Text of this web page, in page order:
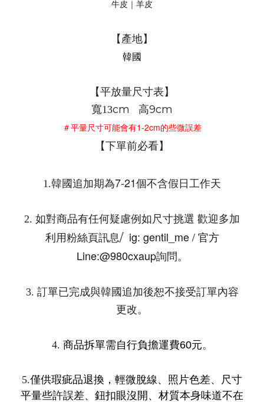
牛皮｜羊皮
【產地】
韓國
【平放量尺寸表】
寬13cm 高9cm
＃平量尺寸可能會有1-2cm的些微誤差
【下單前必看】
1.韓國追加期為7-21個不含假日工作天
2. 如對商品有任何疑慮例如尺寸挑選 歡迎多加
利用粉絲頁訊息/ ig: gentil_me / 官方
Line:@980cxaup詢問。
3. 訂單已完成與韓國追加後恕不接受訂單內容
更改。
4. 商品拆單需自行負擔運費60元。
5.僅供瑕疵品退換，輕微脫線、照片色差、尺寸
平量些許誤差、鈕扣眼沒開、材質本身味道不在